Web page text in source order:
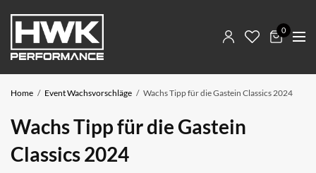
0
Home Event Wachsvorschläge Wachs Tipp für die Gastein Classics 2024
Wachs Tipp für die Gastein
Classics 2024